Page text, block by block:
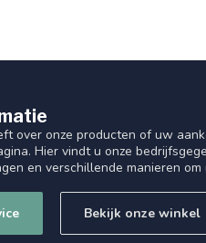
over onze producten of uw
Hier vindt u onze
en verschillende manieren
Bekijk onze winkel